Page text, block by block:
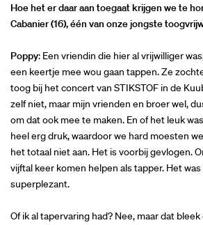
Hoe het er daar aan toegaat krijgen we te
Cabanier (16), één van onze jongste
Poppy: Een vriendin die hier al vrijwilliger
een keertje mee wou gaan tappen. Ze
toog bij het concert van STIKSTOF in de
zelf niet, maar mijn vrienden en broer wel,
om dat ook mee te maken. En of het leuk
heel erg druk, waardoor we hard moesten
het totaal niet aan. Het is voorbij gevlogen.
vijftal keer komen helpen als tapper. Het
superplezant.
Of ik al tapervaring had? Nee, maar dat